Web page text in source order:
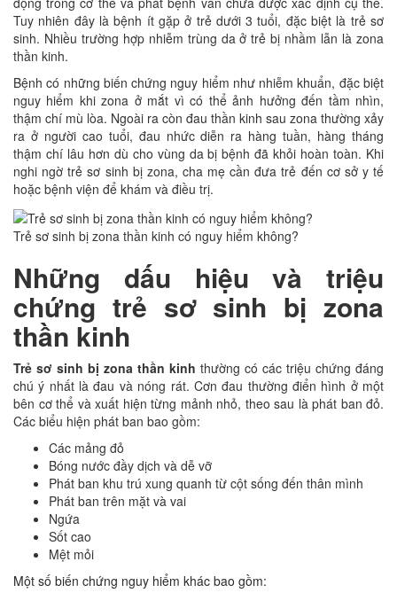
Tuy nhiên đây là bệnh ít gặp ở trẻ dưới 3 tuổi, đặc biệt là trẻ sơ
sinh. Nhiều trường hợp nhiễm trùng da ở trẻ bị nhầm lẫn là zona
thần kinh.
Bệnh có những biến chứng nguy hiểm như nhiễm khuẩn, đặc biệt
nguy hiểm khi zona ở mắt vì có thể ảnh hưởng đến tầm nhìn,
thậm chí mù lòa. Ngoài ra còn đau thần kinh sau zona thường xảy
ra ở người cao tuổi, đau nhức diễn ra hàng tuần, hàng tháng
thậm chí lâu hơn dù cho vùng da bị bệnh đã khỏi hoàn toàn. Khi
nghi ngờ trẻ sơ sinh bị zona, cha mẹ cần đưa trẻ đến cơ sở y tế
hoặc bệnh viện để khám và điều trị.
Trẻ sơ sinh bị zona thần kinh có nguy hiểm không?
Những dấu hiệu và triệu
chứng trẻ sơ sinh bị zona
thần kinh
Trẻ sơ sinh bị zona thần kinh thường có các triệu chứng đáng
chú ý nhất là đau và nóng rát. Cơn đau thường điển hình ở một
bên cơ thể và xuất hiện từng mảnh nhỏ, theo sau là phát ban đỏ.
Các biểu hiện phát ban bao gồm:
Các mảng đỏ
Bóng nước đầy dịch và dễ vỡ
Phát ban khu trú xung quanh từ cột sống đến thân mình
Phát ban trên mặt và vai
Ngứa
Sốt cao
Mệt mỏi
Một số biến chứng nguy hiểm khác bao gồm: